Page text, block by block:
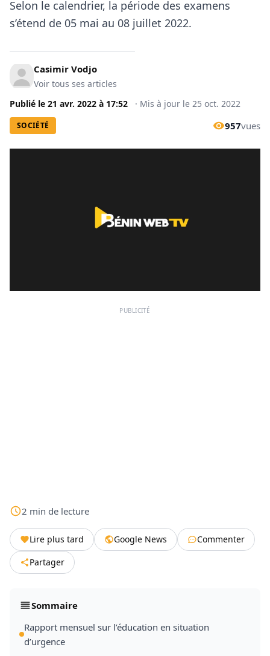
Selon le calendrier, la période des examens
s’étend de 05 mai au 08 juillet 2022.
Casimir Vodjo
Voir tous ses articles
Publié le 21 avr. 2022 à 17:52 · Mis à jour le 25 oct. 2022
SOCIÉTÉ 957vues
PUBLICITÉ
2 min de lecture
Lire plus tard Google News
Commenter
Partager
Sommaire
Rapport mensuel sur l’éducation en situation
d’urgence